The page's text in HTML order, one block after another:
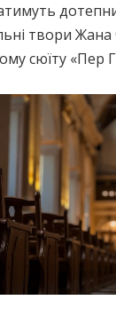
твори Жана
сюїту «Пер